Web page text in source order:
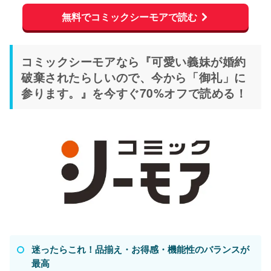
無料でコミックシーモアで読む
コミックシーモアなら『可愛い義妹が婚約
破棄されたらしいので、今から「御礼」に
参ります。』を今すぐ70%オフで読める！
迷ったらこれ！品揃え・お得感・機能性のバランスが
最高